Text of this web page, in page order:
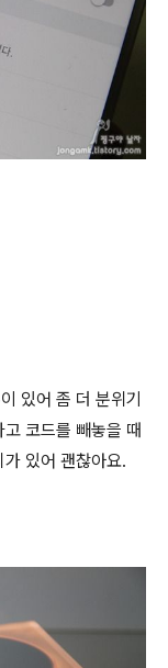
있어 좀 더 분위기
코드를 빼놓을 때
있어 괜찮아요.